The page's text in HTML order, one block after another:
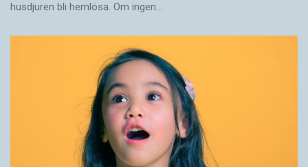
husdjuren bli hemlösa. Om ingen…